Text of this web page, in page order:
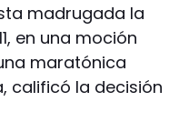
madrugada la
en una moción
maratónica
calificó la decisión